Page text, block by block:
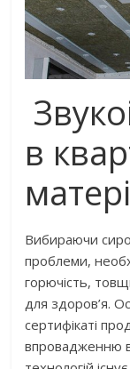
в
Вибираючи
проблеми,
горючість,
для здоров’я.
сертифікаті
впровадженню в